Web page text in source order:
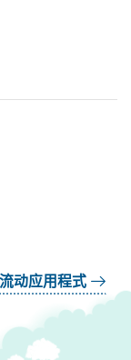
动应用程式